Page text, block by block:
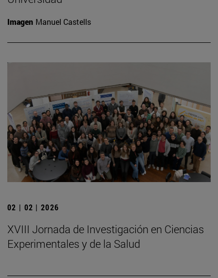
Imagen Manuel Castells
02 | 02 | 2026
XVIII Jornada de Investigación en Ciencias
Experimentales y de la Salud